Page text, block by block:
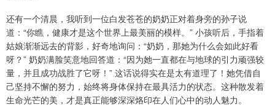
还有一个清晨，我听到一位白发苍苍的奶奶正对着身旁的孙子说
道：“你瞧，健康才是这个世界上最美丽的模样。” 小孩听后，手指着
姑娘渐渐远去的背影，好奇地询问：“奶奶，那她为什么会如此好看
呀？” 奶奶满脸笑意地回答道：“因为她一直都在与地球的引力顽强较
量，并且成功战胜了它呀！” 这话说得实在是太有道理了！她凭借自
己坚持不懈的努力，始终将身体保持在最具活力的状态。这种散发着
生命光芒的美，才是真正能够深深烙印在人们心中的动人魅力。